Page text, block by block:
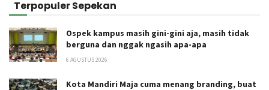
Terpopuler Sepekan
Ospek kampus masih gini-gini aja, masih tidak
berguna dan nggak ngasih apa-apa
6 AGUSTUS 2026
Kota Mandiri Maja cuma menang branding, buat